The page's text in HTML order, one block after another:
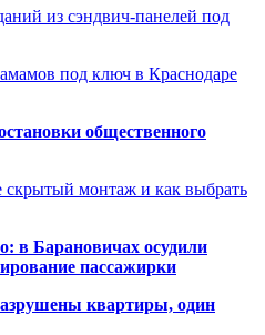
из сэндвич-панелей под
под ключ в Краснодаре
общественного
скрытый монтаж и как выбрать
в Барановичах осудили
пассажирки
квартиры, один